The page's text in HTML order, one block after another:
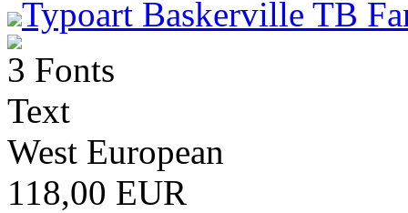
Typoart Baskerville TB
3 Fonts
Text
West European
118,00 EUR